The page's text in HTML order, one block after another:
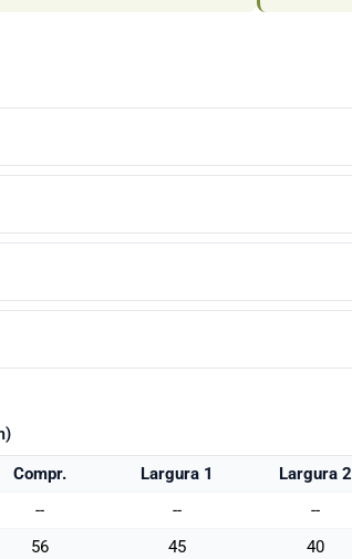
Compr. Largura 1 Largura 2
-- -- --
56 45 40